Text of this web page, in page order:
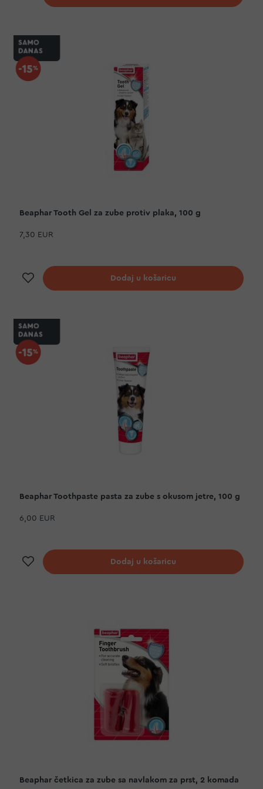
Beaphar Tooth Gel za zube protiv plaka, 100 g
7,30 EUR
Dodaj na listu želja
Dodaj u košaricu
Beaphar Toothpaste pasta za zube s okusom jetre, 100 g
6,00 EUR
Dodaj na listu želja
Dodaj u košaricu
Beaphar četkica za zube sa navlakom za prst, 2 komada